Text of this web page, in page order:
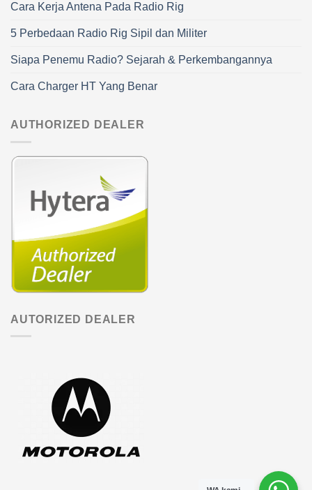
Cara Kerja Antena Pada Radio Rig
5 Perbedaan Radio Rig Sipil dan Militer
Siapa Penemu Radio? Sejarah & Perkembangannya
Cara Charger HT Yang Benar
AUTHORIZED DEALER
AUTORIZED DEALER